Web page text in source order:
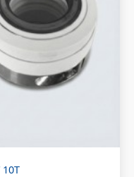
10T